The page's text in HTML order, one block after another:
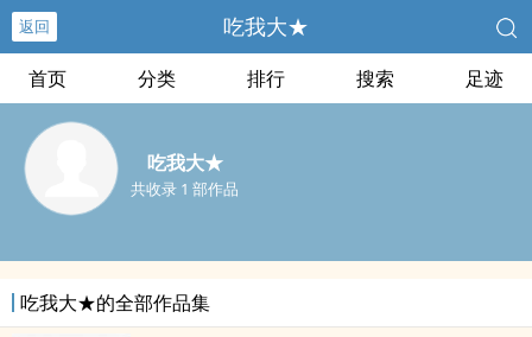
返回 吃我大★
首页 分类 排行 搜索 足迹
吃我大★
共收录 1 部作品
吃我大★的全部作品集